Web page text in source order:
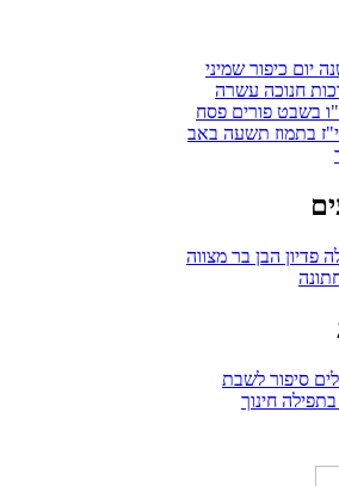
יום כיפור שמיני
חנוכה עשרה
בשבט פורים פסח
י"ז בתמוז תשעה באב
פדיון הבן בר מצווה
סיפור לשבת
בתפילה חינוך